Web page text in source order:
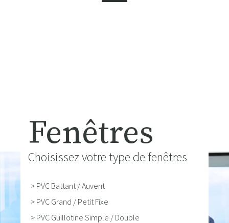
Fenêtres
Choisissez votre type de fenêtres
> PVC Battant / Auvent
> PVC Grand / Petit Fixe
> PVC Guillotine Simple / Double